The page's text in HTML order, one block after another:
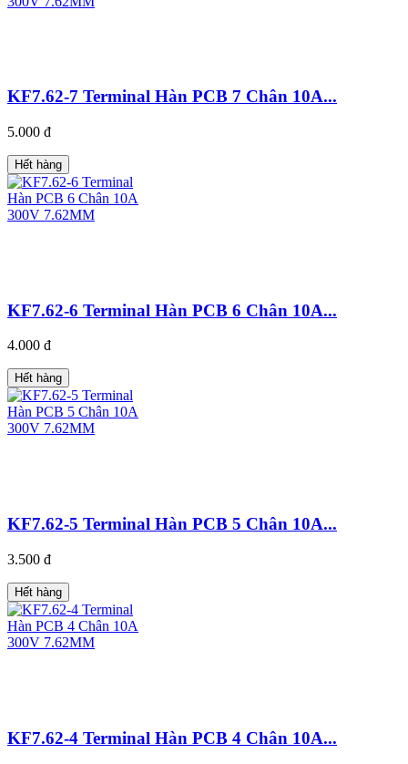
KF7.62-7 Terminal Hàn PCB 7 Chân 10A...
5.000 đ
Hết hàng
KF7.62-6 Terminal Hàn PCB 6 Chân 10A...
4.000 đ
Hết hàng
KF7.62-5 Terminal Hàn PCB 5 Chân 10A...
3.500 đ
Hết hàng
KF7.62-4 Terminal Hàn PCB 4 Chân 10A...